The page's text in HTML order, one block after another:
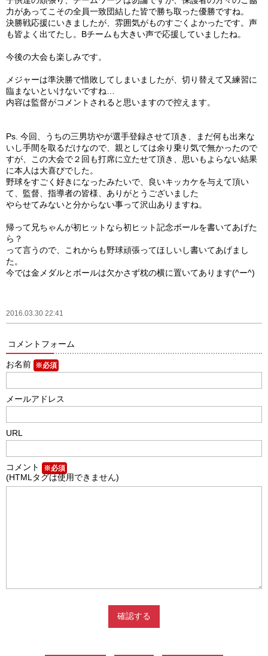
力があってこその全員一致団結した皆で勝ち取った優勝ですね。
決勝戦応援にいきましたが、雰囲気がものすごくよかったです。声
も皆よく出てたし。Bチームも大きい声で応援していましたね。
今後の大会も楽しみです。
メジャーは準決勝で惜敗してしまいましたが、切り替えて又練習に
臨まないといけないですね…
内容は監督がコメントされると思いますので控えます。
Ps. 今回、うちの三男坊やが選手登録させて頂き、まだ何も出来な
いし手間を取るだけなので、親としては余り乗り気で無かったので
すが、この大会で２回も打席に立たせて頂き、思いもよらない結果
に本人は大喜びでした。
野球をすごく好きになったみたいで、良いキッカケを与えて頂い
て、監督、指導者の皆様、ありがとうございました
やらせてみないと分からない事って沢山ありますね。
帰って兄ちゃんが初ヒットなら初ヒット記念ボールを書いてあげた
ら？
って言うので、これからも野球頑張ってほしいし書いてあげまし
た。
今では金メダルとボールは欠かさず枕の横に置いてあります(^ー^)
2016.03.30 22:41
コメントフォーム
お名前 ※必須
メールアドレス
URL
コメント ※必須
(HTMLタグは使用できません)